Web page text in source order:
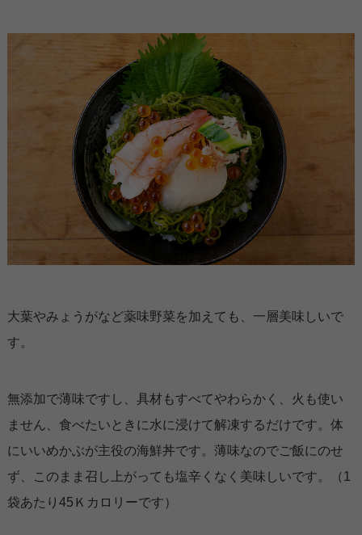
大葉やみょうがなど薬味野菜を加えても、一層美味しいで
す。
無添加で薄味ですし、具材もすべてやわらかく、火も使い
ません、食べたいときに水に浸けて解凍するだけです。体
にいいめかぶが主役の海鮮丼です。薄味なのでご飯にのせ
ず、このまま召し上がっても塩辛くなく美味しいです。（1
袋あたり45Ｋカロリーです）